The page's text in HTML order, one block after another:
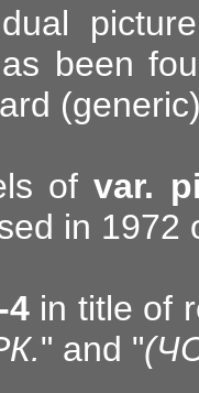
been
ofvar.
in 1972
4in title of
" and "